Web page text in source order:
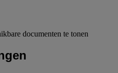
documenten te tonen